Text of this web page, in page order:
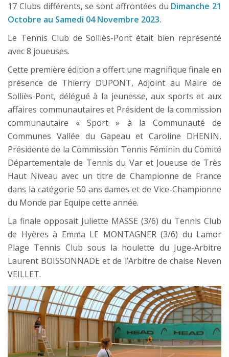
17 Clubs différents, se sont affrontées du Dimanche 21
Octobre au Samedi 04 Novembre 2023.
Le Tennis Club de Solliès-Pont était bien représenté
avec 8 joueuses.
Cette première édition a offert une magnifique finale en
présence de Thierry DUPONT, Adjoint au Maire de
Solliès-Pont, délégué à la jeunesse, aux sports et aux
affaires communautaires et Président de la commission
communautaire « Sport » à la Communauté de
Communes Vallée du Gapeau et Caroline DHENIN,
Présidente de la Commission Tennis Féminin du Comité
Départementale de Tennis du Var et Joueuse de Très
Haut Niveau avec un titre de Championne de France
dans la catégorie 50 ans dames et de Vice-Championne
du Monde par Equipe cette année.
La finale opposait Juliette MASSE (3/6) du Tennis Club
de Hyères à Emma LE MONTAGNER (3/6) du Lamor
Plage Tennis Club sous la houlette du Juge-Arbitre
Laurent BOISSONNADE et de l’Arbitre de chaise Neven
VEILLET.